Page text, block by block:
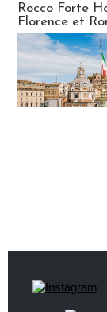
Rocco Forte
Florence et